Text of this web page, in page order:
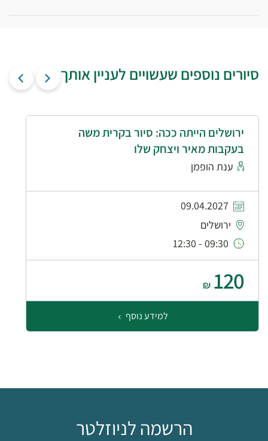
סיורים נוספים שעשויים לעניין אותך
ירושלים הייתה ככה: סיור בקרית משה
בעקבות מאיר ויצחק שלו
ענת הופמן
09.04.2027
ירושלים
09:30 - 12:30
120
₪
למידע נוסף
הרשמה לניוזלטר